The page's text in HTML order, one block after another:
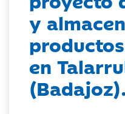
y
en